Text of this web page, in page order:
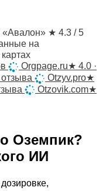
«Авалон» ★ 4.3 / 5
на
Orgpage.ru★ 4.0 ·
отзыва Otzyv.pro★
Otzovik.com★
Оземпик?
ИИ